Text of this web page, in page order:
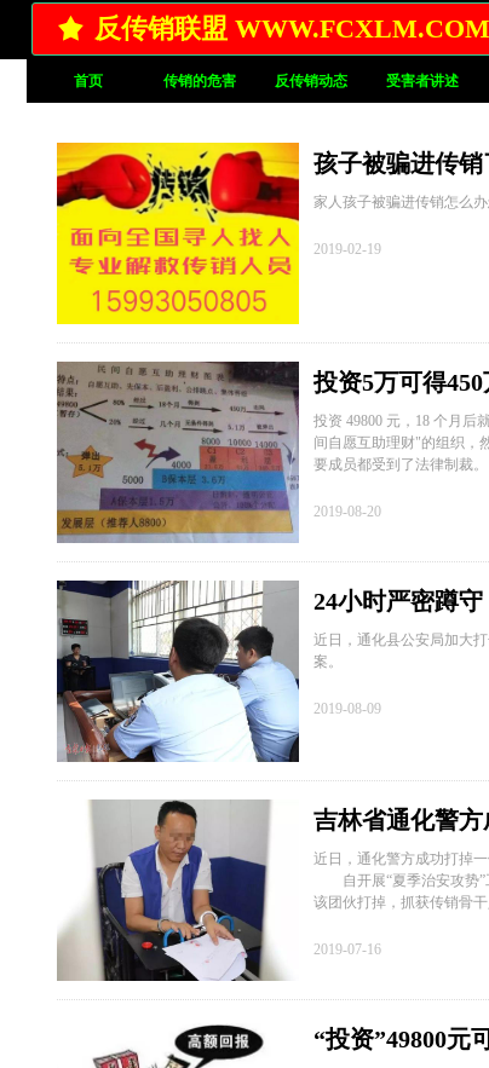
首页 传销的危害 反传销动态 受害者讲述
끄 反传销联盟 WWW.FCXLM.COM
孩子被骗进传销
家人孩子被骗进传销怎么
2019-02-19
投资5万可得
投资 49800 元，18 个月后
间自愿互助理财"的组织，
要成员都受到了法律制裁。
2019-08-20
24小时严密蹲
近日，通化县公安局加大
案。
2019-08-09
吉林省通化警
近日，通化警方成功打掉
自开展“夏季治安攻势”
该团伙打掉，抓获传销骨干
2019-07-16
“投资”49800元